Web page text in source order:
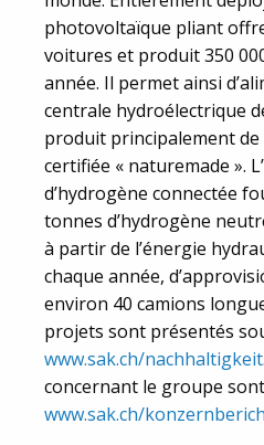
photovoltaïque pliant
voitures et produit 350
année. Il permet ainsi
centrale hydroélectrique
produit principalement de
certifiée « naturemade ».
d’hydrogène connectée
tonnes d’hydrogène
à partir de l’énergie
chaque année,
environ 40 camions
projets sont présentés
www.sak.ch/nachhaltigkeit
concernant le groupe
www.sak.ch/